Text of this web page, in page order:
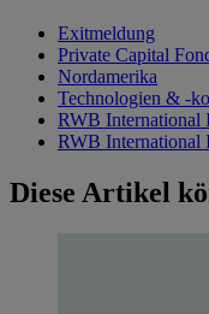
Exitmeldung
Private Capital
Nordamerika
Technologien & -
RWB International
RWB International
Diese Artikel